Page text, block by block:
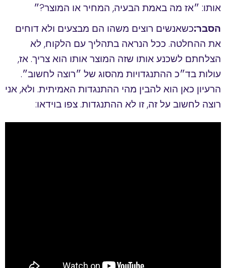
אותו: ״אז מה באמת הבעיה, המחיר או המוצר?״
הסבר:כשאנשים רוצים משהו הם מבצעים ולא דוחים
את ההחלטה. ככל הנראה בתהליך עם הלקוח, לא
הצלחתם לשכנע אותו שזה המוצר אותו הוא צריך. אז,
עולות בד״כ ההתנגדויות מהסוג של ״רוצה לחשוב״.
הרעיון כאן הוא להבין מהי ההתנגדות האמיתית. ולא, אני
רוצה לחשוב על זה, זו לא ההתנגדות. צפו בוידאו: